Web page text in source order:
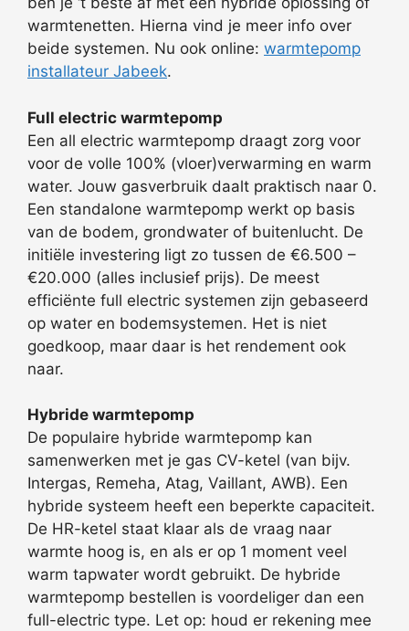
warmtenetten. Hierna vind je meer info over
beide systemen. Nu ook online: warmtepomp
installateur Jabeek.
Full electric warmtepomp
Een all electric warmtepomp draagt zorg voor
voor de volle 100% (vloer)verwarming en warm
water. Jouw gasverbruik daalt praktisch naar 0.
Een standalone warmtepomp werkt op basis
van de bodem, grondwater of buitenlucht. De
initiële investering ligt zo tussen de €6.500 –
€20.000 (alles inclusief prijs). De meest
efficiënte full electric systemen zijn gebaseerd
op water en bodemsystemen. Het is niet
goedkoop, maar daar is het rendement ook
naar.
Hybride warmtepomp
De populaire hybride warmtepomp kan
samenwerken met je gas CV-ketel (van bijv.
Intergas, Remeha, Atag, Vaillant, AWB). Een
hybride systeem heeft een beperkte capaciteit.
De HR-ketel staat klaar als de vraag naar
warmte hoog is, en als er op 1 moment veel
warm tapwater wordt gebruikt. De hybride
warmtepomp bestellen is voordeliger dan een
full-electric type. Let op: houd er rekening mee